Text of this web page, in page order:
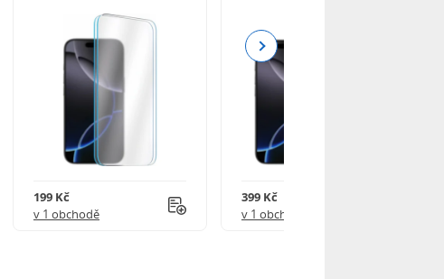
199 Kč
v 1 obchodě
399 Kč
v 1 obchodě
Next